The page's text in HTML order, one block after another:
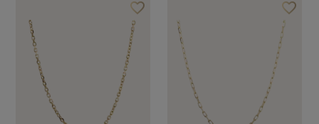
favorite_borderAjouter à vos favoris favorite_borderAjouter